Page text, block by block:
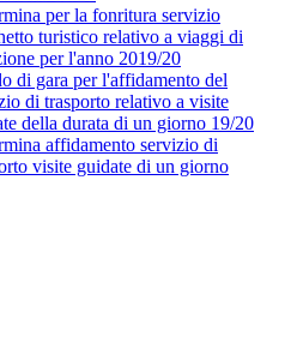
per la fonritura servizio
turistico relativo a viaggi di
per l'anno 2019/20
di gara per l'affidamento del
di trasporto relativo a visite
della durata di un giorno 19/20
affidamento servizio di
visite guidate di un giorno